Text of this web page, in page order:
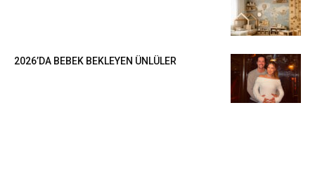
2026’DA BEBEK BEKLEYEN ÜNLÜLER